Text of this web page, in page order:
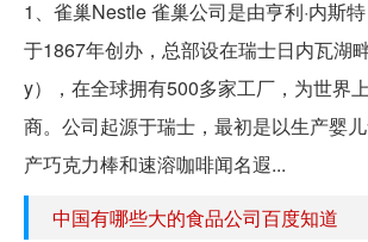
1、雀巢Nestle 雀巢公司是由亨利·内斯特
于1867年创办，总部设在瑞士日内瓦湖
y），在全球拥有500多家工厂，为世界
商。公司起源于瑞士，最初是以生产婴
产巧克力棒和速溶咖啡闻名遐...
中国有哪些大的食品公司百度知道